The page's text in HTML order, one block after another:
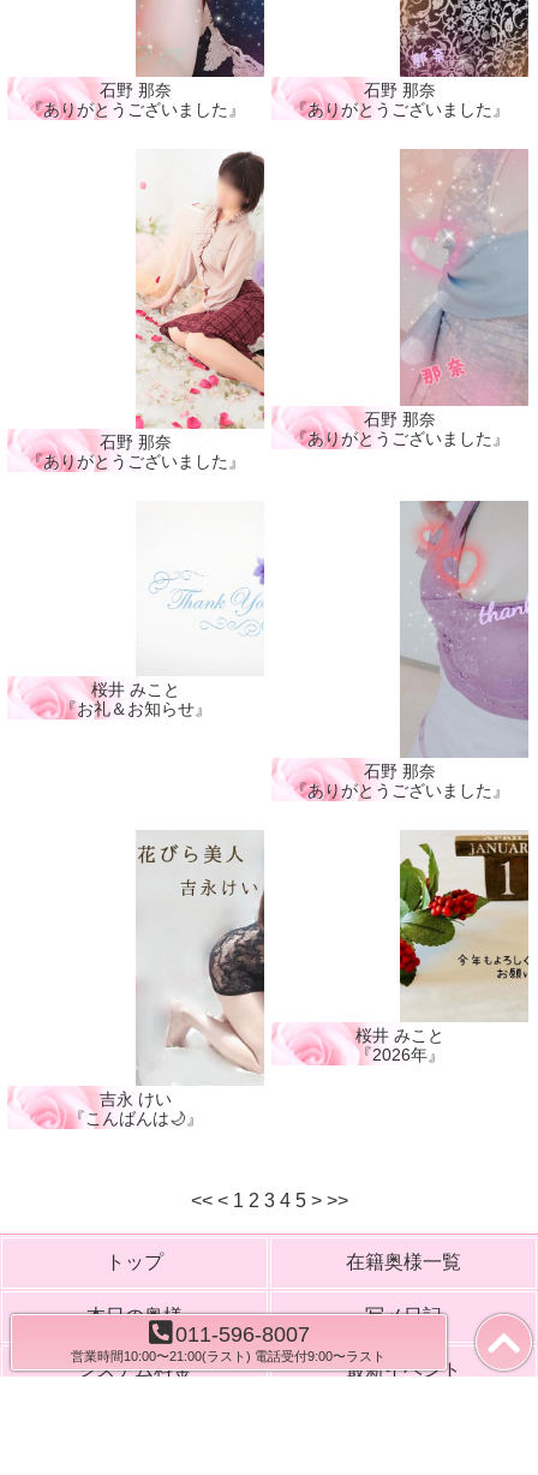
石野 那奈
『ありがとうございました』
石野 那奈
『ありがとうございました』
石野 那奈
『ありがとうございました』
石野 那奈
『ありがとうございました』
桜井 みこと
『お礼＆お知らせ』
石野 那奈
『ありがとうございました』
吉永 けい
『こんばんは🌙』
桜井 みこと
『2026年』
<< < 1 2 3 4 5 > >>
トップ 在籍奥様一覧
本日の奥様 写メ日記
システム料金 最新イベント
011-596-8007
営業時間10:00〜21:00(ラスト) 電話受付9:00〜ラスト